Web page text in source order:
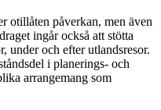
otillåten påverkan, men även
ingår också att stötta
under och efter utlandsresor.
i planerings- och
arrangemang som